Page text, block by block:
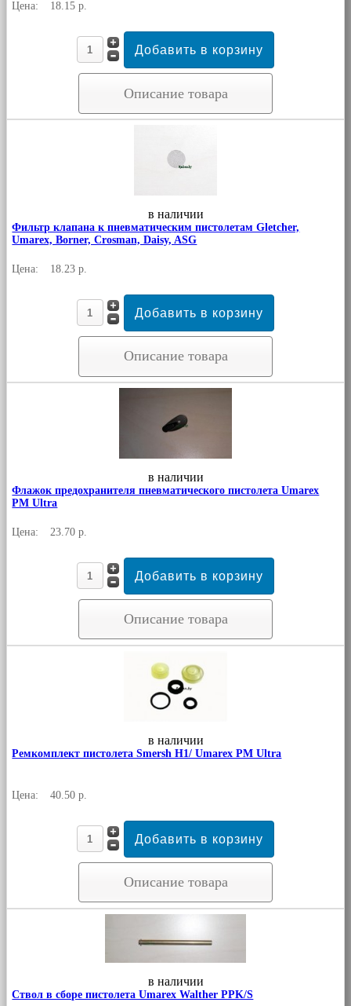
Цена: 18.15 р.
Описание товара
в наличии
Фильтр клапана к пневматическим пистолетам Gletcher,
Umarex, Borner, Crosman, Daisy, ASG
Цена: 18.23 р.
Описание товара
в наличии
Флажок предохранителя пневматического пистолета Umarex
PM Ultra
Цена: 23.70 р.
Описание товара
в наличии
Ремкомплект пистолета Smersh H1/ Umarex PM Ultra
Цена: 40.50 р.
Описание товара
в наличии
Ствол в сборе пистолета Umarex Walther PPK/S